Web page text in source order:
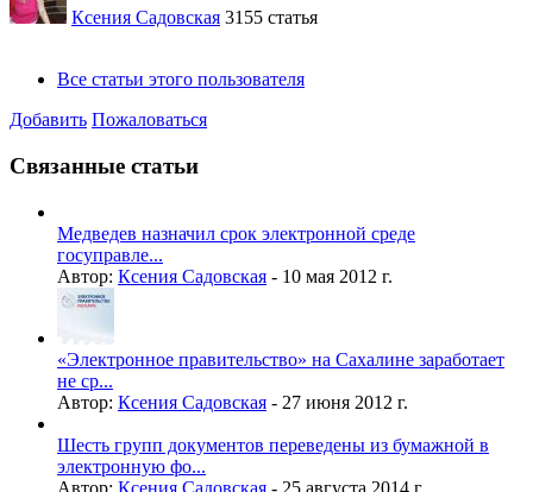
Ксения Садовская 3155 статья
Все статьи этого пользователя
Добавить Пожаловаться
Связанные статьи
Медведев назначил срок электронной среде
госуправле...
Автор: Ксения Садовская - 10 мая 2012 г.
«Электронное правительство» на Сахалине заработает
не ср...
Автор: Ксения Садовская - 27 июня 2012 г.
Шесть групп документов переведены из бумажной в
электронную фо...
Автор: Ксения Садовская - 25 августа 2014 г.